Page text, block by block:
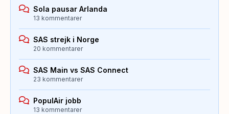
Sola pausar Arlanda
13 kommentarer
SAS strejk i Norge
20 kommentarer
SAS Main vs SAS Connect
23 kommentarer
PopulAir jobb
13 kommentarer